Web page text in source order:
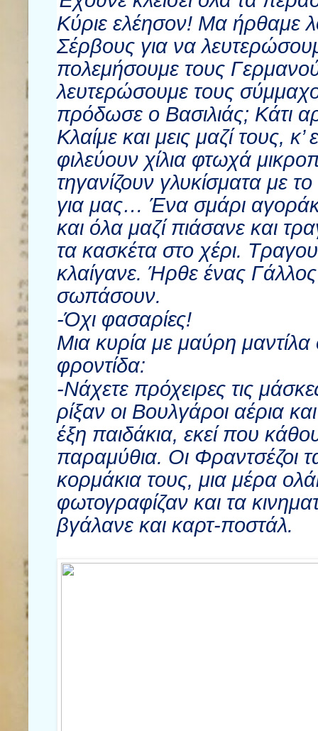
Κύριε ελέησον! Μα ήρθαμε
Σέρβους για να
πολεμήσουμε τους
λευτερώσουμε τους
πρόδωσε ο Βασιλιάς; Κάτι
Κλαίμε και μεις μαζί τους,
φιλεύουν χίλια φτωχά
τηγανίζουν γλυκίσματα με
για μας… Ένα σμάρι
και όλα μαζί πιάσανε και
τα κασκέτα στο χέρι.
κλαίγανε. Ήρθε ένας
σωπάσουν.
-Όχι φασαρίες!
Μια κυρία με μαύρη
φροντίδα:
-Νάχετε πρόχειρες τις
ρίξαν οι Βουλγάροι αέρια
έξη παιδάκια, εκεί που
παραμύθια. Οι Φραντσέζοι
κορμάκια τους, μια μέρα
φωτογραφίζαν και τα
βγάλανε και καρτ-ποστάλ.